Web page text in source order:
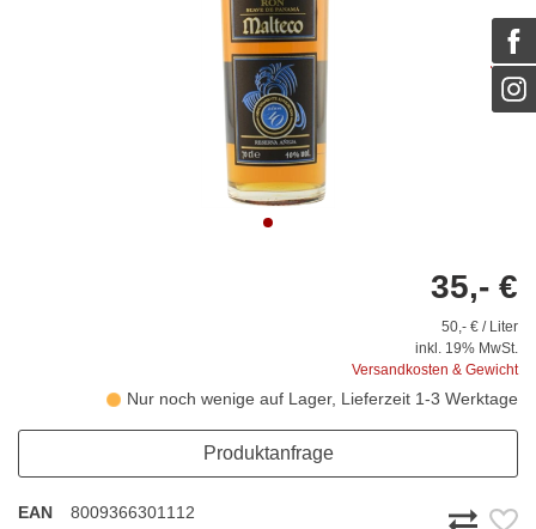
35,- €
50,- € / Liter
inkl. 19% MwSt.
Versandkosten & Gewicht
Nur noch wenige auf Lager, Lieferzeit 1-3 Werktage
Produktanfrage
EAN 8009366301112